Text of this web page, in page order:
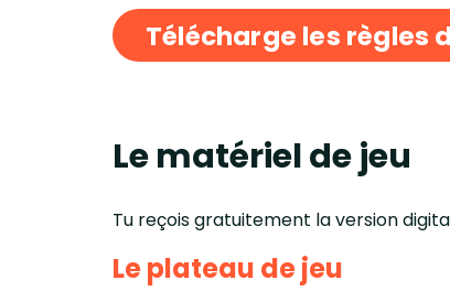
Télécharge les règles
Le matériel de jeu
Tu reçois gratuitement la version
Le plateau de jeu